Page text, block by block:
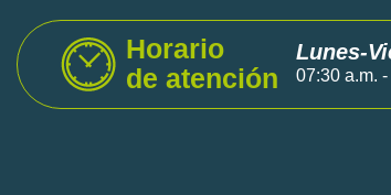
Horario
de atención
Lunes-
07:30 a.m.